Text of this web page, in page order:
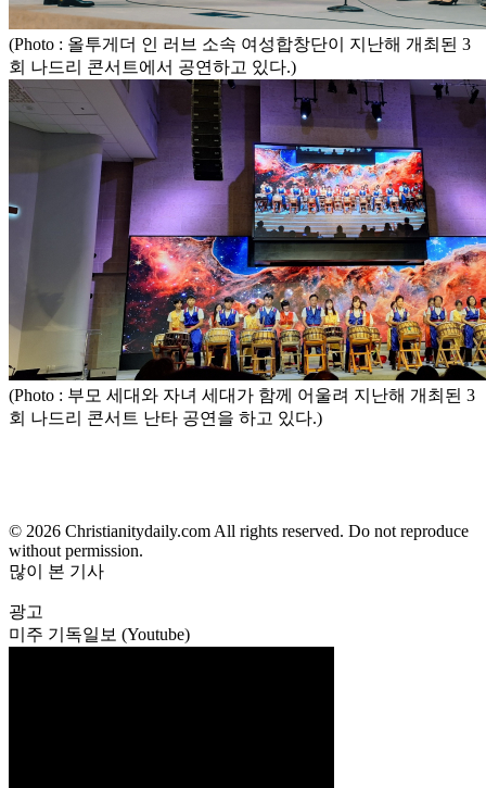
(Photo : 올투게더 인 러브 소속 여성합창단이 지난해 개최된 3
회 나드리 콘서트에서 공연하고 있다.)
(Photo : 부모 세대와 자녀 세대가 함께 어울려 지난해 개최된 3
회 나드리 콘서트 난타 공연을 하고 있다.)
© 2026 Christianitydaily.com All rights reserved. Do not reproduce
without permission.
많이 본 기사
광고
미주 기독일보 (Youtube)